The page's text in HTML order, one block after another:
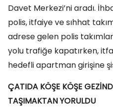
Davet Merkezi’ni aradı.
polis, itfaiye ve sıhhat
adrese gelen polis
yolu trafiğe kapatırken,
hedefli apartman girişine
ÇATIDA KÖŞE KÖŞE
TAŞIMAKTAN YORULDU